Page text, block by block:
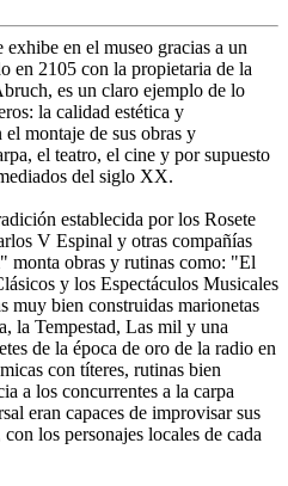
en el museo gracias a un
en 2105 con la propietaria de la
es un claro ejemplo de lo
la calidad estética y
el montaje de sus obras y
el teatro, el cine y por supuesto
del siglo XX.
establecida por los Rosete
V Espinal y otras compañías
monta obras y rutinas como: "El
y los Espectáculos Musicales
muy bien construidas marionetas
la Tempestad, Las mil y una
de la época de oro de la radio en
con títeres, rutinas bien
a los concurrentes a la carpa
eran capaces de improvisar sus
los personajes locales de cada